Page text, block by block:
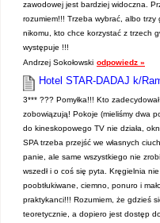
zawodowej jest bardziej widoczna.
rozumiem!!! Trzeba wybrać, albo
nikomu, kto chce korzystać z trzech
występuje !!!
Andrzej Sokołowski odpowiedz »
Hotel STAR-DADAJ k/
3*** ??? Pomyłka!!! Kto
zobowiązują! Pokoje (mieliśmy dwa
do kineskopowego TV nie działa,
SPA trzeba przejść we własnych
panie, ale same wszystkiego nie
wszedł i o coś się pyta. Kręgielnia
poobtłukiwane, ciemno, ponuro i
praktykanci!!! Rozumiem, że gdzieś
teoretycznie, a dopiero jest dostęp